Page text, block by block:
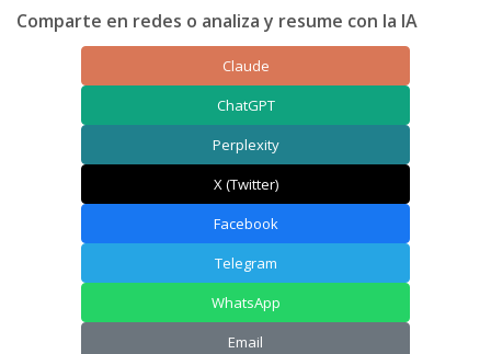
Comparte en redes o analiza y resume con la IA
Claude
ChatGPT
Perplexity
X (Twitter)
Facebook
Telegram
WhatsApp
Email